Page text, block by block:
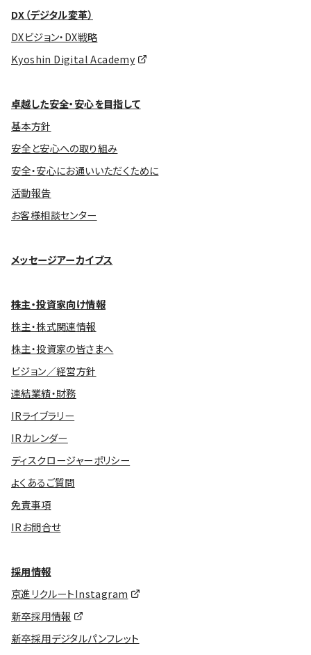
DX（デジタル変革）
DXビジョン・DX戦略
Kyoshin Digital Academy
卓越した安全・安心を目指して
基本方針
安全と安心への取り組み
安全・安心にお通いいただくために
活動報告
お客様相談センター
メッセージアーカイブス
株主・投資家向け情報
株主・株式関連情報
株主・投資家の皆さまへ
ビジョン／経営方針
連結業績・財務
IRライブラリー
IRカレンダー
ディスクロージャーポリシー
よくあるご質問
免責事項
IRお問合せ
採用情報
京進リクルートInstagram
新卒採用情報
新卒採用デジタルパンフレット